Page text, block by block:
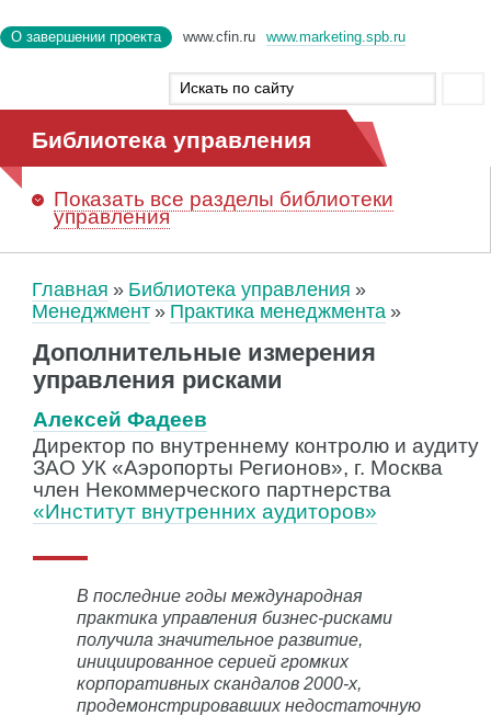
О завершении проекта www.cfin.ru www.marketing.spb.ru
Библиотека управления
Показать все разделы библиотеки
управления
Главная
Библиотека управления
Менеджмент
Практика менеджмента
Дополнительные измерения
управления рисками
Алексей Фадеев
Директор по внутреннему контролю и аудиту
ЗАО УК «Аэропорты Регионов», г. Москва
член Некоммерческого партнерства
«Институт внутренних аудиторов»
В последние годы международная
практика управления бизнес-рисками
получила значительное развитие,
инициированное серией громких
корпоративных скандалов 2000-х,
продемонстрировавших недостаточную